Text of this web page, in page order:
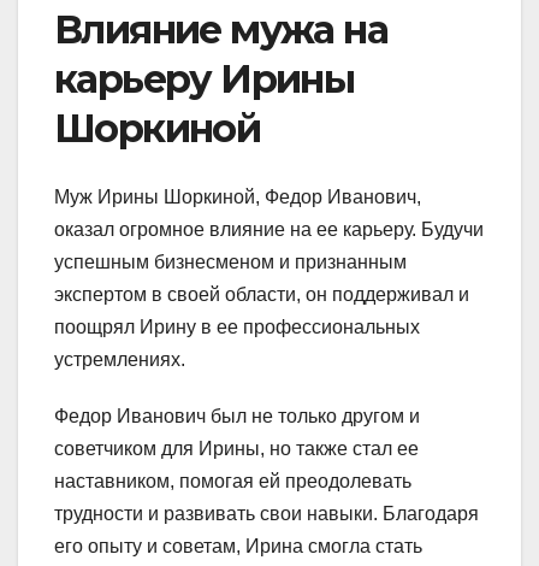
Влияние мужа на
карьеру Ирины
Шоркиной
Муж Ирины Шоркиной, Федор Иванович,
оказал огромное влияние на ее карьеру. Будучи
успешным бизнесменом и признанным
экспертом в своей области, он поддерживал и
поощрял Ирину в ее профессиональных
устремлениях.
Федор Иванович был не только другом и
советчиком для Ирины, но также стал ее
наставником, помогая ей преодолевать
трудности и развивать свои навыки. Благодаря
его опыту и советам, Ирина смогла стать